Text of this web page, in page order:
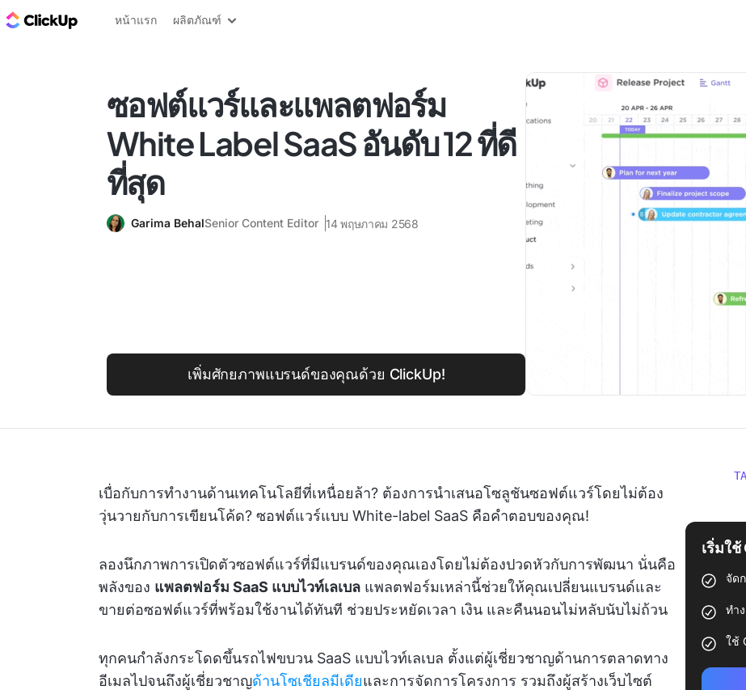
บล็อก ClickUp
หน้าแรก ผลิตภัณฑ์
ซอฟต์แวร์และแพลตฟอร์ม
White Label SaaS อันดับ 12 ที่ดี
ที่สุด
Garima BehalSenior Content Editor 14 พฤษภาคม 2568
เพิ่มศักยภาพแบรนด์ของคุณด้วย ClickUp!
เบื่อกับการทำงานด้านเทคโนโลยีที่เหนื่อยล้า? ต้องการนำเสนอโซลูชันซอฟต์แวร์โดยไม่ต้อง
วุ่นวายกับการเขียนโค้ด? ซอฟต์แวร์แบบ White-label SaaS คือคำตอบของคุณ!
ลองนึกภาพการเปิดตัวซอฟต์แวร์ที่มีแบรนด์ของคุณเองโดยไม่ต้องปวดหัวกับการพัฒนา นั่นคือ
พลังของ แพลตฟอร์ม SaaS แบบไวท์เลเบล แพลตฟอร์มเหล่านี้ช่วยให้คุณเปลี่ยนแบรนด์และ
ขายต่อซอฟต์แวร์ที่พร้อมใช้งานได้ทันที ช่วยประหยัดเวลา เงิน และคืนนอนไม่หลับนับไม่ถ้วน
ทุกคนกำลังกระโดดขึ้นรถไฟขบวน SaaS แบบไวท์เลเบล ตั้งแต่ผู้เชี่ยวชาญด้านการตลาดทาง
อีเมลไปจนถึงผู้เชี่ยวชาญด้านโซเชียลมีเดียและการจัดการโครงการ รวมถึงผู้สร้างเว็บไซต์
เริ่มใ
จัด
ทำ
ใช้